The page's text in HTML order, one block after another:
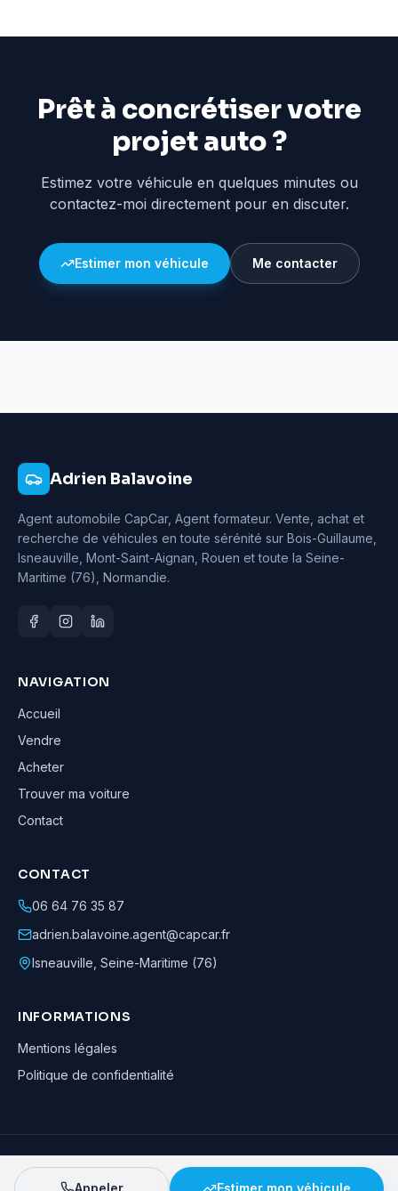
Prêt à concrétiser votre
projet auto ?
Estimez votre véhicule en quelques minutes ou
contactez-moi directement pour en discuter.
Estimer mon véhicule Me contacter
Adrien Balavoine
Agent automobile CapCar, Agent formateur. Vente, achat et
recherche de véhicules en toute sérénité sur Bois-Guillaume,
Isneauville, Mont-Saint-Aignan, Rouen et toute la Seine-
Maritime (76), Normandie.
NAVIGATION
Accueil
Vendre
Acheter
Trouver ma voiture
Contact
CONTACT
06 64 76 35 87
adrien.balavoine.agent@capcar.fr
Isneauville Seine-Maritime (76)
INFORMATIONS
Mentions légales
Politique de confidentialité
Adrien Balavoine—Agent automobile CapCar, Agent formateur· ©
· Tous droits réservés
Appeler Estimer mon véhicule